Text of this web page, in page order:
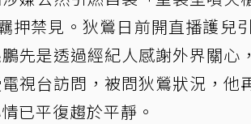
押禁見。狄鶯日前開直播護兒
先是透過經紀人感謝外界關心
視台訪問，被問狄鶯狀況，他
已平復趨於平靜。